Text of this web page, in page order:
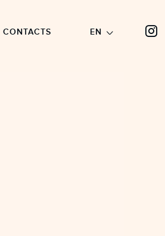
CONTACTS EN